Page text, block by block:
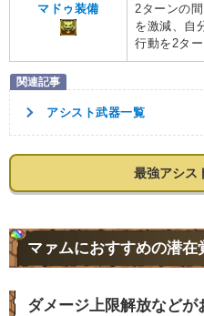
マドゥ装備
2ターンの
を激減、自
行動を2タ
アシスト武器一覧
最強アシス
マァムにおすすめの潜在
ダメージ上限解放などが